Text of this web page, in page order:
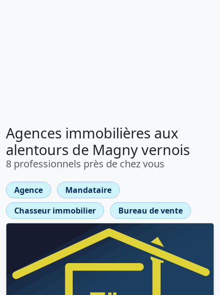
Agences immobilières aux
alentours de Magny vernois
8 professionnels près de chez vous
Agence
Mandataire
Chasseur immobilier
Bureau de vente